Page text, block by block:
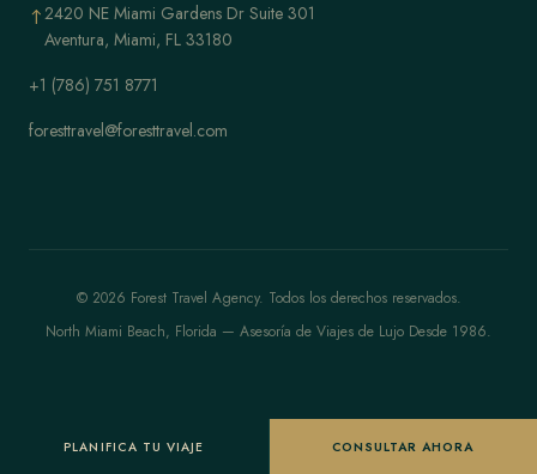
PLANIFICA TU VIAJE CONSULTAR AHORA
↑2420 NE Miami Gardens Dr Suite 301
Aventura, Miami, FL 33180
+1 (786) 751 8771
foresttravel@foresttravel.com
© 2026 Forest Travel Agency. Todos los derechos reservados.
North Miami Beach, Florida — Asesoría de Viajes de Lujo Desde 1986.